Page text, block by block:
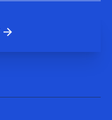
arrow_forward